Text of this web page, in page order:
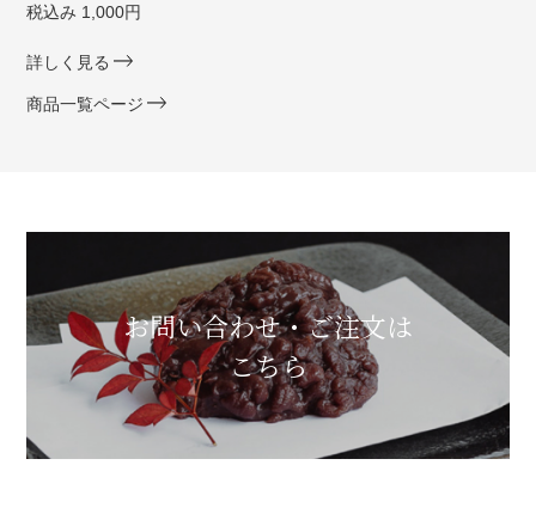
税込み 1,000円
詳しく見る
商品一覧ページ
お問い合わせ・ご注文は
こちら